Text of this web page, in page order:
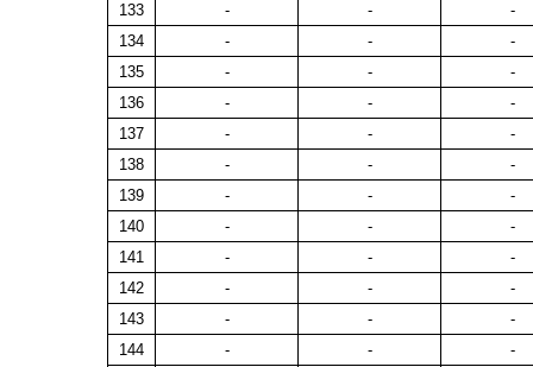
133
- -
-
134
- -
-
135
- -
-
136
- -
-
137
- -
-
138
- -
-
139
- -
-
140
- -
-
141
- -
-
142
- -
-
143
- -
-
144
- -
-